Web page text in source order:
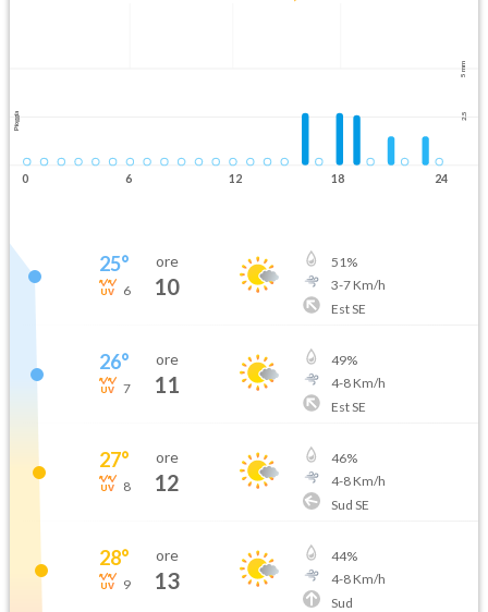
5 mm
2.5
Pioggia
0 6 12 18 24
25°
6
ore
10
51%
3-7Km/h
Est SE
26°
7
ore
11
49%
4-8Km/h
Est SE
27°
8
ore
12
46%
4-8Km/h
Sud SE
28°
9
ore
13
44%
4-8Km/h
Sud